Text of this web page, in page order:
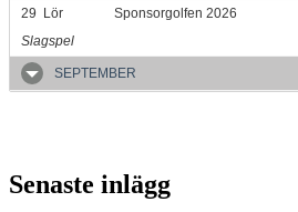
29
Lör
Sponsorgolfen 2026
Slagspel
SEPTEMBER
Senaste inlägg